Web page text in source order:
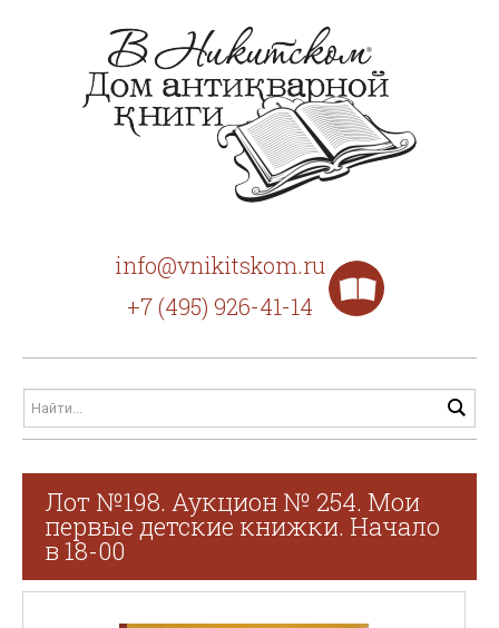
info@vnikitskom.ru
+7 (495) 926-41-14
Лот №198. Аукцион № 254. Мои
первые детские книжки. Начало
в 18-00